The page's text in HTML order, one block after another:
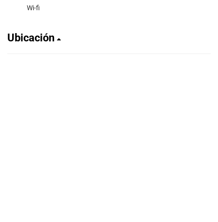
Wi-fi
Ubicación